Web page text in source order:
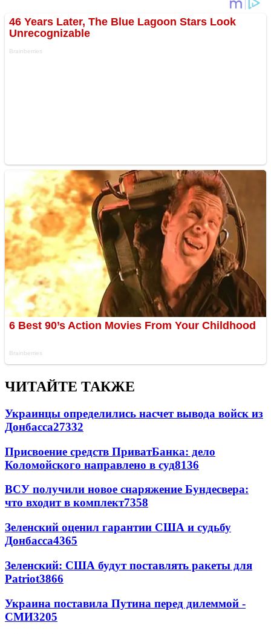
ЧИТАЙТЕ ТАКЖЕ
Украинцы определились насчет вывода войск из
Донбасса27332
Присвоение средств ПриватБанка: дело
Коломойского направлено в суд8136
ВСУ получили новое снаряжение Бундесвера:
что входит в комплект7358
Зеленский оценил гарантии США и судьбу
Донбасса4365
Зеленский: США будут поставлять ракеты для
Patriot3866
Украина поставила Путина перед дилеммой -
СМИ3205